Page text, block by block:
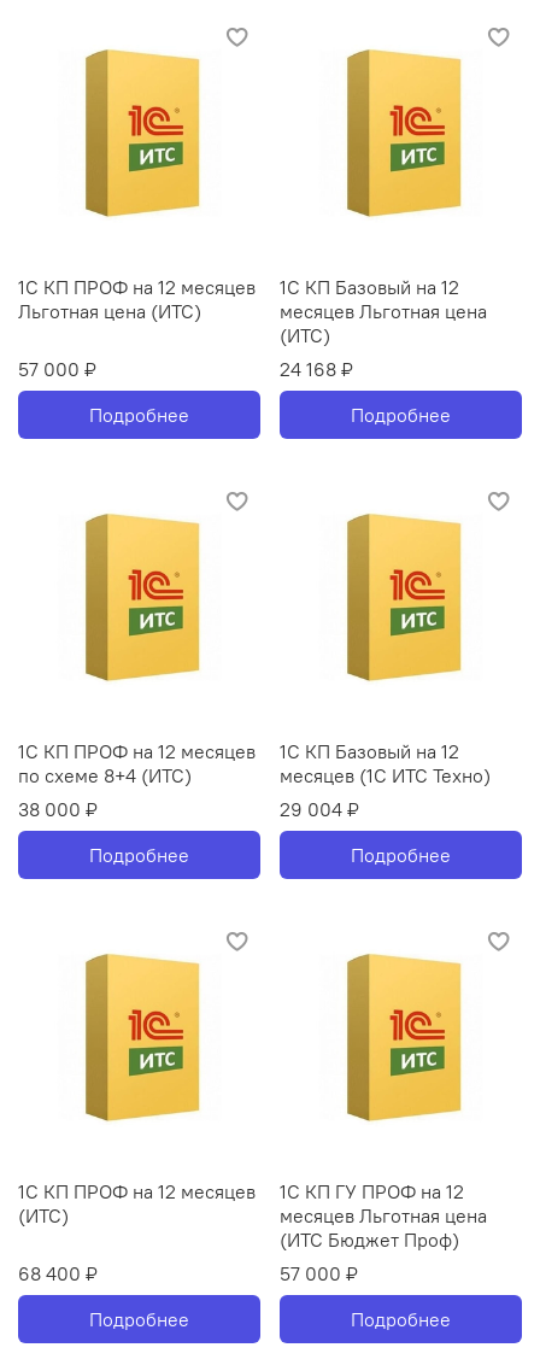
1С КП ПРОФ на 12 месяцев
Льготная цена (ИТС)
57 000 ₽
Подробнее
1С КП Базовый на 12
месяцев Льготная цена
(ИТС)
24 168 ₽
Подробнее
1С КП ПРОФ на 12 месяцев
по схеме 8+4 (ИТС)
38 000 ₽
Подробнее
1С КП Базовый на 12
месяцев (1С ИТС Техно)
29 004 ₽
Подробнее
1С КП ПРОФ на 12 месяцев
(ИТС)
68 400 ₽
Подробнее
1С КП ГУ ПРОФ на 12
месяцев Льготная цена
(ИТС Бюджет Проф)
57 000 ₽
Подробнее